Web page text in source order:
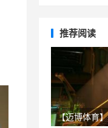
推荐阅读
【迈博体育